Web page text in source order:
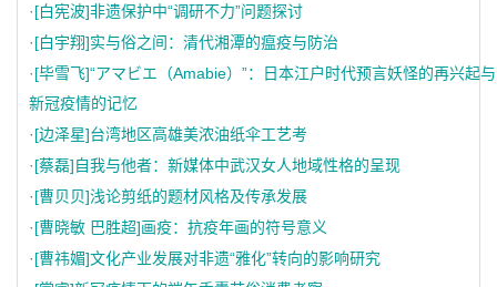
·[白宪波]非遗保护中“调研不力”问题探讨
·[白宇翔]实与俗之间：清代湘潭的瘟疫与防治
·[毕雪飞]“アマビエ（Amabie）”：日本江户时代预言妖怪的再兴起与
新冠疫情的记忆
·[边泽星]台湾地区高雄美浓油纸伞工艺考
·[蔡磊]自我与他者：新媒体中武汉女人地域性格的呈现
·[曹贝贝]浅论剪纸的题材风格及传承发展
·[曹晓敏 巴胜超]画疫：抗疫年画的符号意义
·[曹祎媚]文化产业发展对非遗“雅化”转向的影响研究